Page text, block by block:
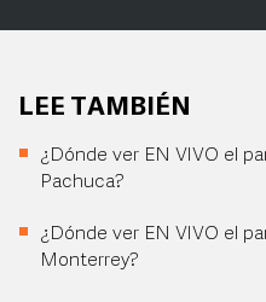
LEE TAMBIÉN
¿Dónde ver EN VIVO el
Pachuca?
¿Dónde ver EN VIVO el
Monterrey?